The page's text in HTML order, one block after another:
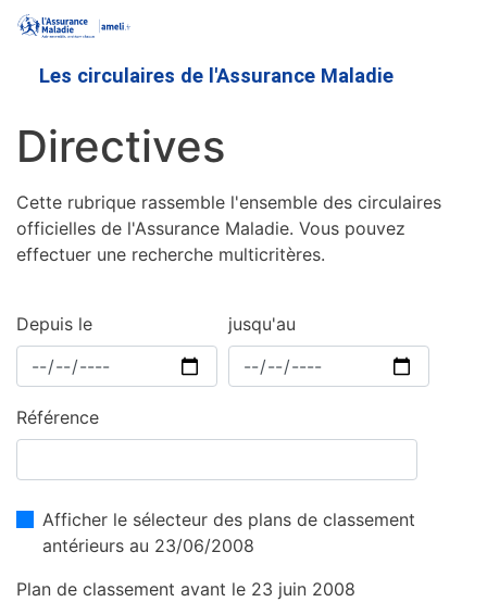
contenu
Les circulaires de l'Assurance Maladie
Directives
Cette rubrique rassemble l'ensemble des circulaires
officielles de l'Assurance Maladie. Vous pouvez
effectuer une recherche multicritères.
Depuis le jusqu'au
Référence
Afficher le sélecteur des plans de classement
antérieurs au 23/06/2008
Plan de classement avant le 23 juin 2008